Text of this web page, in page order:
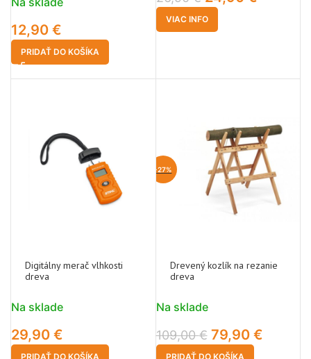
12,90 €
PRIDAŤ DO KOŠÍKA
VIAC INFO
Digitálny merač vlhkosti
dreva
Na sklade
29,90 €
PRIDAŤ DO KOŠÍKA
-27%
Drevený kozlík na rezanie
dreva
Na sklade
109,00€ 79,90 €
PRIDAŤ DO KOŠÍKA